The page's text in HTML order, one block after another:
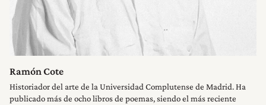
Ramón Cote
Historiador del arte de la Universidad Complutense de Madrid. Ha
publicado más de ocho libros de poemas, siendo el más reciente